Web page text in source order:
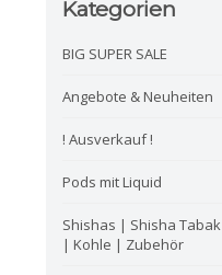
Kategorien
BIG SUPER SALE
Angebote & Neuheiten
! Ausverkauf !
Pods mit Liquid
Shishas | Shisha Tabak
| Kohle | Zubehör